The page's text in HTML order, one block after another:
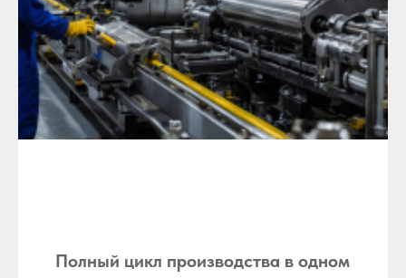
Полный цикл производства в одном